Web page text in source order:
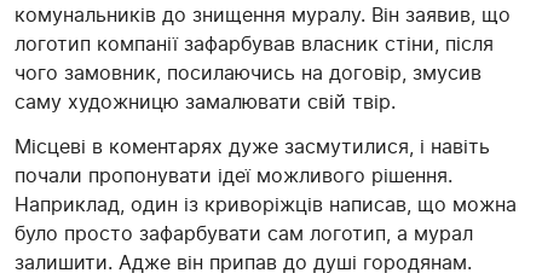
комунальників до знищення муралу. Він заявив, що
логотип компанії зафарбував власник стіни, після
чого замовник, посилаючись на договір, змусив
саму художницю замалювати свій твір.
Місцеві в коментарях дуже засмутилися, і навіть
почали пропонувати ідеї можливого рішення.
Наприклад, один із криворіжців написав, що можна
було просто зафарбувати сам логотип, а мурал
залишити. Адже він припав до душі городянам.